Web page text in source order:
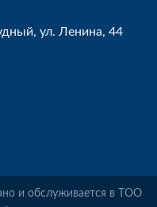
ул. Ленина, 44
и обслуживается в ТОО